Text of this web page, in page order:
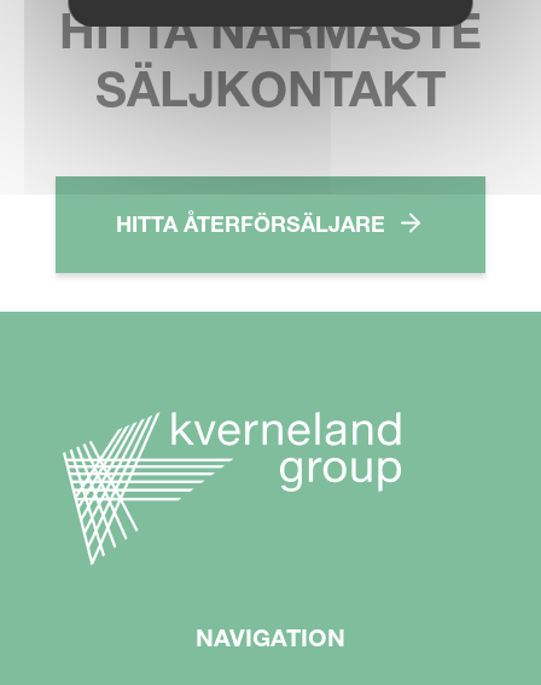
HITTA NÄRMASTE
SÄLJKONTAKT
HITTA ÅTERFÖRSÄLJARE
NAVIGATION